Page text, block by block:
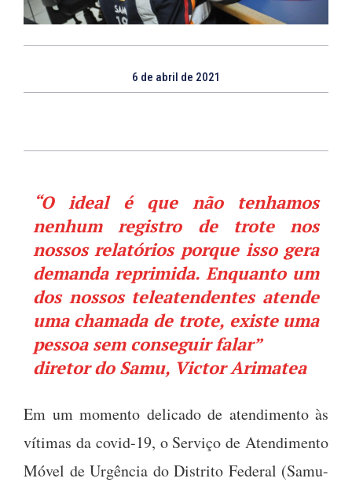
6 de abril de 2021
“O ideal é que não tenhamos
nenhum registro de trote nos
nossos relatórios porque isso gera
demanda reprimida. Enquanto um
dos nossos teleatendentes atende
uma chamada de trote, existe uma
pessoa sem conseguir falar”
diretor do Samu, Victor Arimatea
Em um momento delicado de atendimento às
vítimas da covid-19, o Serviço de Atendimento
Móvel de Urgência do Distrito Federal (Samu-